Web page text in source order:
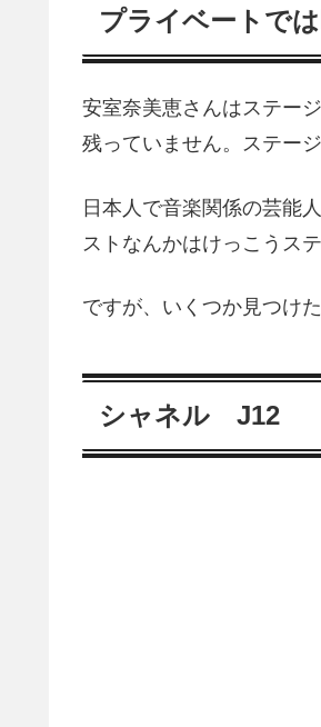
プライベートで
安室奈美恵さんはステー
残っていません。ステー
日本人で音楽関係の芸能
ストなんかはけっこうス
ですが、いくつか見つけ
シャネル J12